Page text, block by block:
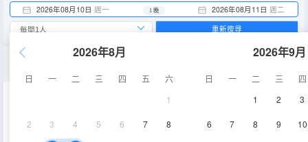
2026年08月10日 週一 2026年08月11日 週二
1 晚
2026年8月
日 一 二 三 四 五
六
1
2 3 4 5 6 7 8
2026年9月
日 一 二 三
四
1
2 3
6 7 8 9 10
重新搜尋
空調